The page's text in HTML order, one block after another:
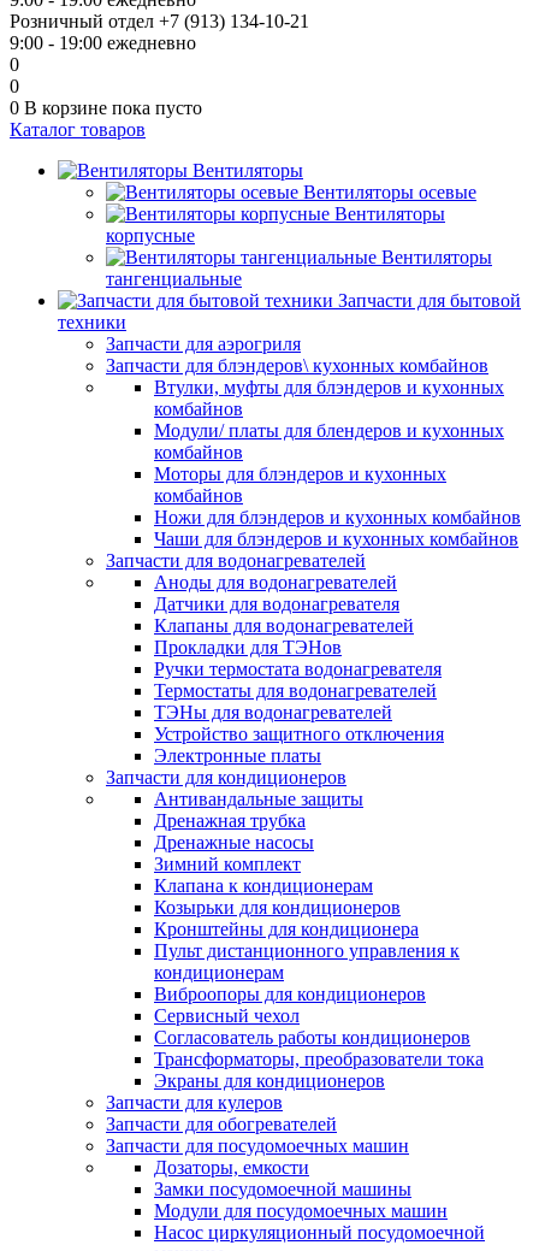
Розничный отдел +7 (913) 134-10-21
9:00 - 19:00 ежедневно
0
0
0 В корзине пока пусто
Каталог товаров
Вентиляторы
Вентиляторы осевые
Вентиляторы
корпусные
Вентиляторы
тангенциальные
Запчасти для бытовой
техники
Запчасти для аэрогриля
Запчасти для блэндеров\ кухонных комбайнов
Втулки, муфты для блэндеров и кухонных
комбайнов
Модули/ платы для блендеров и кухонных
комбайнов
Моторы для блэндеров и кухонных
комбайнов
Ножи для блэндеров и кухонных комбайнов
Чаши для блэндеров и кухонных комбайнов
Запчасти для водонагревателей
Аноды для водонагревателей
Датчики для водонагревателя
Клапаны для водонагревателей
Прокладки для ТЭНов
Ручки термостата водонагревателя
Термостаты для водонагревателей
ТЭНы для водонагревателей
Устройство защитного отключения
Электронные платы
Запчасти для кондиционеров
Антивандальные защиты
Дренажная трубка
Дренажные насосы
Зимний комплект
Клапана к кондиционерам
Козырьки для кондиционеров
Кронштейны для кондиционера
Пульт дистанционного управления к
кондиционерам
Виброопоры для кондиционеров
Сервисный чехол
Согласователь работы кондиционеров
Трансформаторы, преобразователи тока
Экраны для кондиционеров
Запчасти для кулеров
Запчасти для обогревателей
Запчасти для посудомоечных машин
Дозаторы, емкости
Замки посудомоечной машины
Модули для посудомоечных машин
Насос циркуляционный посудомоечной